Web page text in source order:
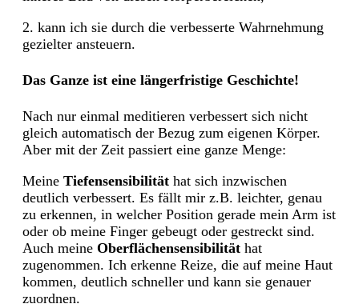
2. kann ich sie durch die verbesserte Wahrnehmung
gezielter ansteuern.
Das Ganze ist eine längerfristige Geschichte!
Nach nur einmal meditieren verbessert sich nicht
gleich automatisch der Bezug zum eigenen Körper.
Aber mit der Zeit passiert eine ganze Menge:
Meine Tiefensensibilität hat sich inzwischen
deutlich verbessert. Es fällt mir z.B. leichter, genau
zu erkennen, in welcher Position gerade mein Arm ist
oder ob meine Finger gebeugt oder gestreckt sind.
Auch meine Oberflächensensibilität hat
zugenommen. Ich erkenne Reize, die auf meine Haut
kommen, deutlich schneller und kann sie genauer
zuordnen.